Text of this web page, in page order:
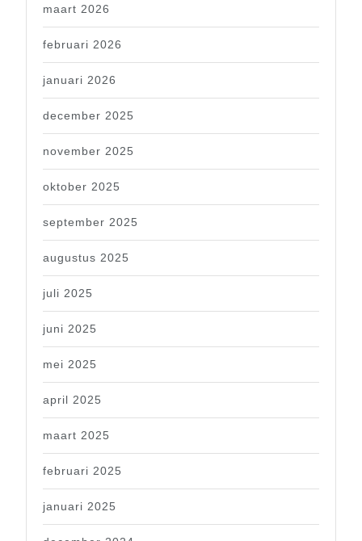
maart 2026
februari 2026
januari 2026
december 2025
november 2025
oktober 2025
september 2025
augustus 2025
juli 2025
juni 2025
mei 2025
april 2025
maart 2025
februari 2025
januari 2025